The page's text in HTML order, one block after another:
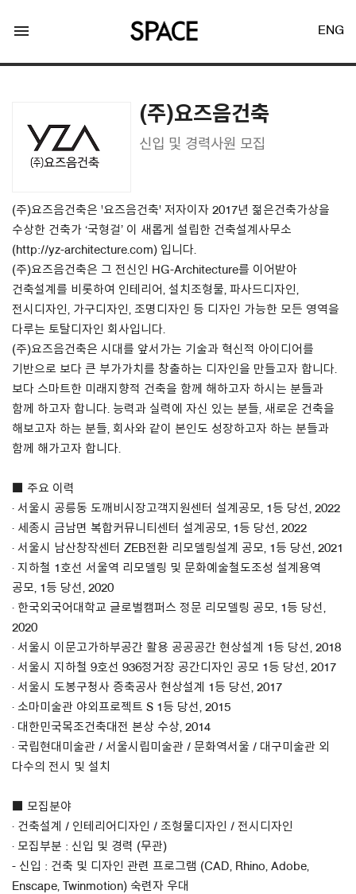
Facebook Login
Twitter Login
Customer Service
Article Proposals
menu ENG
(주)요즈음건축
신입 및 경력사원 모집
(주)요즈음건축은 '요즈음건축' 저자이자 2017년 젊은건축가상을
수상한 건축가 ‘국형걸’ 이 새롭게 설립한 건축설계사무소
(http://yz-architecture.com) 입니다.
(주)요즈음건축은 그 전신인 HG-Architecture를 이어받아
건축설계를 비롯하여 인테리어, 설치조형물, 파사드디자인,
전시디자인, 가구디자인, 조명디자인 등 디자인 가능한 모든 영역을
다루는 토탈디자인 회사입니다.
(주)요즈음건축은 시대를 앞서가는 기술과 혁신적 아이디어를
기반으로 보다 큰 부가가치를 창출하는 디자인을 만들고자 합니다.
보다 스마트한 미래지향적 건축을 함께 해하고자 하시는 분들과
함께 하고자 합니다. 능력과 실력에 자신 있는 분들, 새로운 건축을
해보고자 하는 분들, 회사와 같이 본인도 성장하고자 하는 분들과
함께 해가고자 합니다.
■ 주요 이력
· 서울시 공릉동 도깨비시장고객지원센터 설계공모, 1등 당선, 2022
· 세종시 금남면 복합커뮤니티센터 설계공모, 1등 당선, 2022
· 서울시 남산창작센터 ZEB전환 리모델링설계 공모, 1등 당선, 2021
· 지하철 1호선 서울역 리모델링 및 문화예술철도조성 설계용역
공모, 1등 당선, 2020
· 한국외국어대학교 글로벌캠퍼스 정문 리모델링 공모, 1등 당선,
2020
· 서울시 이문고가하부공간 활용 공공공간 현상설계 1등 당선, 2018
· 서울시 지하철 9호선 936정거장 공간디자인 공모 1등 당선, 2017
· 서울시 도봉구청사 증축공사 현상설계 1등 당선, 2017
· 소마미술관 야외프로젝트 S 1등 당선, 2015
· 대한민국목조건축대전 본상 수상, 2014
· 국립현대미술관 / 서울시립미술관 / 문화역서울 / 대구미술관 외
다수의 전시 및 설치
■ 모집분야
· 건축설계 / 인테리어디자인 / 조형물디자인 / 전시디자인
· 모집부분 : 신입 및 경력 (무관)
- 신입 : 건축 및 디자인 관련 프로그램 (CAD, Rhino, Adobe,
Enscape, Twinmotion) 숙련자 우대